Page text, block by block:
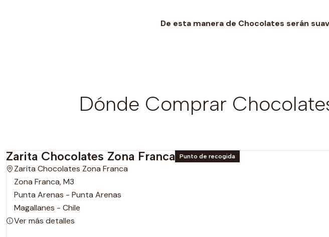
De esta manera de Chocolates serán
Dónde Comprar
Zarita Chocolates Zona Franca Punto de recogida
Zarita Chocolates Zona Franca
Zona Franca, M3
Punta Arenas - Punta Arenas
Magallanes - Chile
Ver más detalles